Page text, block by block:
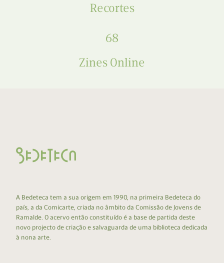
Recortes
68
Zines Online
A Bedeteca tem a sua origem em 1990, na primeira Bedeteca do
país, a da Comicarte, criada no âmbito da Comissão de Jovens de
Ramalde. O acervo então constituído é a base de partida deste
novo projecto de criação e salvaguarda de uma biblioteca dedicada
à nona arte.